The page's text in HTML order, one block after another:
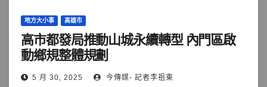
地方大小事 高雄市
高市都發局推動山城永續轉型 內門區啟
動鄉規整體規劃
5 月 30, 2025 今傳媒- 記者李祖東